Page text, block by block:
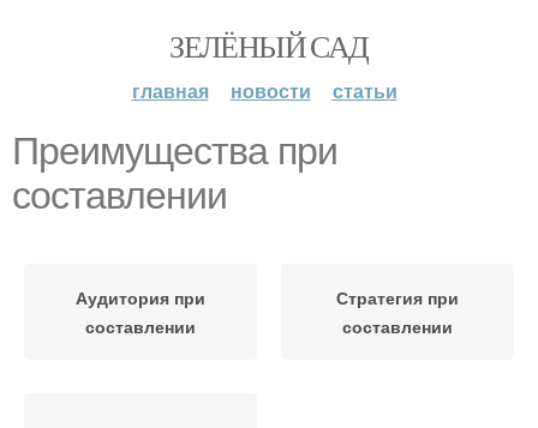
ЗЕЛЁНЫЙ САД
главная новости статьи
Преимущества при
составлении
Аудитория при
составлении
Стратегия при
составлении